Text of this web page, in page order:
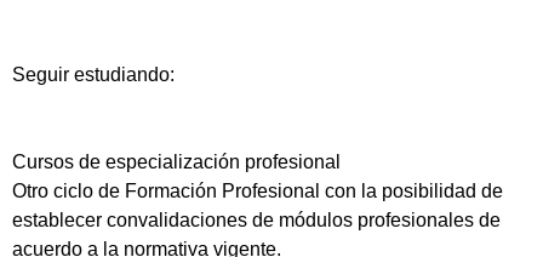
Seguir estudiando:
Cursos de especialización profesional
Otro ciclo de Formación Profesional con la posibilidad de
establecer convalidaciones de módulos profesionales de
acuerdo a la normativa vigente.